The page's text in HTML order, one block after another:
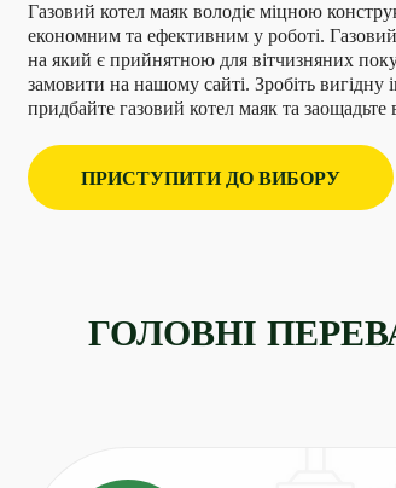
Газовий котел маяк володіє міцною
економним та ефективним у роботі.
на який є прийнятною для вітчизняних
замовити на нашому сайті. Зробіть вигідну
придбайте газовий котел маяк та заощадьте
ПРИСТУПИТИ ДО ВИБОРУ
ГОЛОВНІ